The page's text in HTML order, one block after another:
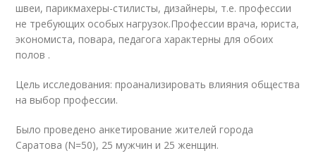
швеи, парикмахеры-стилисты, дизайнеры, т.е. профессии
не требующих особых нагрузок.Профессии врача, юриста,
экономиста, повара, педагога характерны для обоих
полов .
Цель исследования: проанализировать влияния общества
на выбор профессии.
Было проведено анкетирование жителей города
Саратова (N=50), 25 мужчин и 25 женщин.